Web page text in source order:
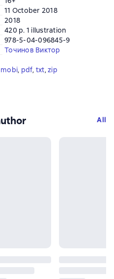
11 October 2018
2018
420 p. 1 illustration
978-5-04-096845-9
Точинов Виктор
mobi, pdf, txt, zip
All